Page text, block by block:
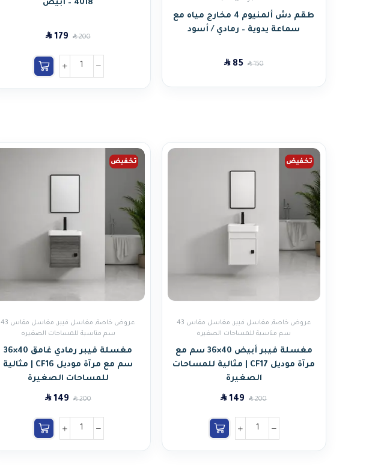
طقم دش ألمنيوم 4 مخارج مياه مع
سماعة يدوية – رمادي / أسود
SAR150
SAR85
4018 – أبيض
SAR200
SAR179
تخفيض
عروض خاصة, مغاسل فيبر,
مغاسل مقاس 43
سم مناسبة للمساحات الصغيره
مغسلة فيبر أبيض 40×36 سم مع
مرآة موديل CF17 | مثالية للمساحات
الصغيرة
SAR200
SAR149
تخفيض
عروض خاصة, مغاسل فيبر,
مغاسل مقاس 43
سم مناسبة للمساحات الصغيره
مغسلة فيبر رمادي غامق 40×36
سم مع مرآة موديل CF16 | مثالية
للمساحات الصغيرة
SAR200
SAR149